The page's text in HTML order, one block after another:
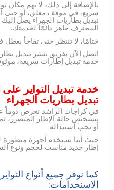
بالإضافة إلى ذلك، لا يهم
سريع، في موقف مغلق، أو حتى
تبديل بطاريات الجهراء يصل
المحترف جاهز دائمًا لخدمتك.
ختامًا، لا تنتظر حتى تفاجأ
اتصل الآن بفريق بنشر تبديل
خدمة تبديل إطارات سريعة،
خدمة تبديل التواير
تبديل بطاريات الجهراء
في كراجات الراشد نحرص دوماً
بتشخيص حالة الإطار المتضرر،
أو يجب استبداله.
حيث أننا نستخدم أجهزة متطورة
إطار جديد مناسب لحجم ونوع
كما نوفر جميع أنواع
الاستخدامات: